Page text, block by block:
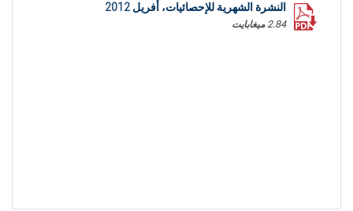
النشرة الشهرية للإحصائيات، أفريل 2012
2.84 ميغابايت